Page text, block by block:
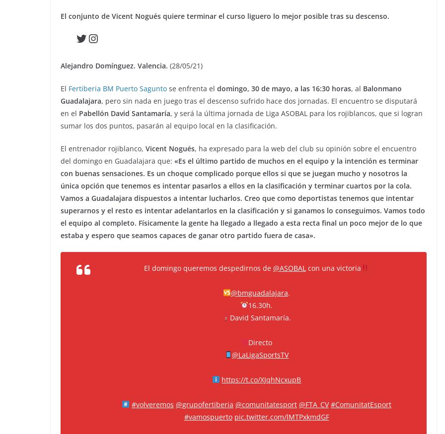
El conjunto de Vicent Nogués quiere terminar el curso liguero lo mejor posible tras su descenso.
Twitter
Instagram
Alejandro Domínguez. Valencia. (28/05/21)
El Fertiberia BM Puerto Sagunto se enfrenta el domingo, 30 de mayo, a las 16:30 horas, al Balonmano
Guadalajara, pero sin nada en juego tras el descenso sufrido hace dos jornadas. El encuentro se disputará
en el Pabellón David Santamaría, y será la última jornada de Liga ASOBAL para los rojiblancos, que si logran
sumar los dos puntos, pasarán al equipo local en la clasificación.
El entrenador rojiblanco, Vicent Nogués, ha expresado para la web del club su opinión sobre el encuentro
del domingo en Guadalajara que: «Es el último partido de muchos en el equipo y la intención es terminar
con buenas sensaciones. Es un choque complicado porque ellos si que se juegan mucho y nosotros la
única opción que tenemos es intentar pasarlos a ellos en la clasificación y terminar cuartos por la cola.
Vamos a Guadalajara dispuestos a intentar lucharlos. Creo que como deportistas tenemos que intentar
superarnos y el resto es intentar adelantarlos en la clasificación y si ganamos lo conseguimos. Vamos todo
el equipo al completo. Físicamente la gente ha llegado a llegado a esta recta final un poco mejor de lo que
estaba y espero que seamos capaces de ganar otro partido fuera de casa».
El domingo queremos despedirnos de@ASOBAL con una victoria
@bmguadalajara.
16.30h.
David Santamaría.
Directo
@LaLigaSportsTV
https://t.co/XJqhNcxupB
#volveremos @grupofertiberia @comunitatesport @FTA_CV #ComunitatEsport
#vamospuerto pic.twitter.com/lMTPxkmdGF